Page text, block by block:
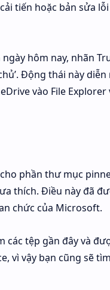
tiến hoặc bản sửa
hôm nay, nhãn
Động thái này
vào File
cho phần thư mục
thích. Điều này đã
chức của Microsoft.
các tệp gần đây và
vì vậy bạn cũng sẽ